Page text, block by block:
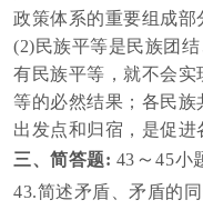
政策体系的重要组成部
(2)民族平等是民族团
有民族平等，就不会
等的必然结果；各民
出发点和归宿，是促
三、简答题: 43 ～45小
43.简述矛盾、矛盾的